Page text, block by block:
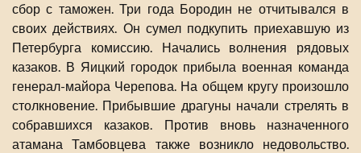
сбор с таможен. Три года Бородин не отчитывался в
своих действиях. Он сумел подкупить приехавшую из
Петербурга комиссию. Начались волнения рядовых
казаков. В Яицкий городок прибыла военная команда
генерал-майора Черепова. На общем кругу произошло
столкновение. Прибывшие драгуны начали стрелять в
собравшихся казаков. Против вновь назначенного
атамана Тамбовцева также возникло недовольство.